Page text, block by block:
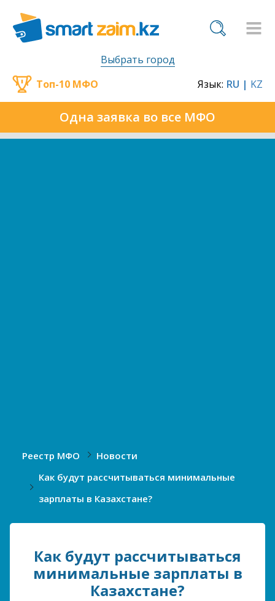
Выбрать город
Одна заявка во все МФО
Топ-10 МФО Язык: RU | KZ
Реестр МФО
Новости
Как будут рассчитываться минимальные
зарплаты в Казахстане?
Как будут рассчитываться
минимальные зарплаты в
Казахстане?